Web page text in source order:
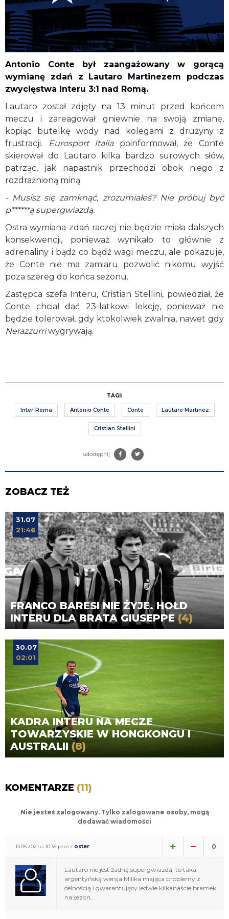
Antonio Conte był zaangażowany w gorącą
wymianę zdań z Lautaro Martinezem podczas
zwycięstwa Interu 3:1 nad Romą.
Lautaro został zdjęty na 13 minut przed końcem
meczu i zareagował gniewnie na swoją zmianę,
kopiąc butelkę wody nad kolegami z drużyny z
frustracji.
Eurosport Italiapoinformował, że Conte
skierował do Lautaro kilka bardzo surowych słów,
patrząc, jak napastnik przechodzi obok niego z
rozdrażnioną miną.
- Musisz się zamknąć, zrozumiałeś? Nie próbuj być
p******ą supergwiazdą.
Ostra wymiana zdań raczej nie będzie miała dalszych
konsekwencji, ponieważ wynikało to głównie z
adrenaliny i bądź co bądź wagi meczu, ale pokazuje,
że Conte nie ma zamiaru pozwolić nikomu wyjść
poza szereg do końca sezonu.
Zastępca szefa Interu, Cristian Stellini, powiedział, że
Conte chciał dać 23-latkowi lekcję, ponieważ nie
będzie tolerował, gdy ktokolwiek zwalnia, nawet gdy
Nerazzurriwygrywają.
TAGI:
Inter-Roma Antonio Conte Conte Lautaro Martinez
Cristian Stellini
udostępnij
ZOBACZ TEŻ
FRANCO BARESI NIE ŻYJE. HOŁD
INTERU DLA BRATA GIUSEPPE(4)
31.07
21:46
KADRA INTERU NA MECZE
TOWARZYSKIE W HONGKONGU I
AUSTRALII (8)
30.07
02:01
KOMENTARZE (11)
Nie jesteś zalogowany. Tylko zalogowane osoby, mogą
dodawać wiadomości
13.05.2021 o 10:35 przez oster 0
Lautaro nie jest żadną supergwiazdą, to taka
argentyńską wersja Milika mająca problemy z
celnością i gwarantujący ledwie kilkanaście bramek
na sezon...